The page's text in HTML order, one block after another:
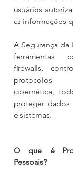
usuários
as informações
A Segurança da
ferramentas
firewalls,
protocolos
cibernética,
proteger dados
e sistemas.
O que é
Pessoais?